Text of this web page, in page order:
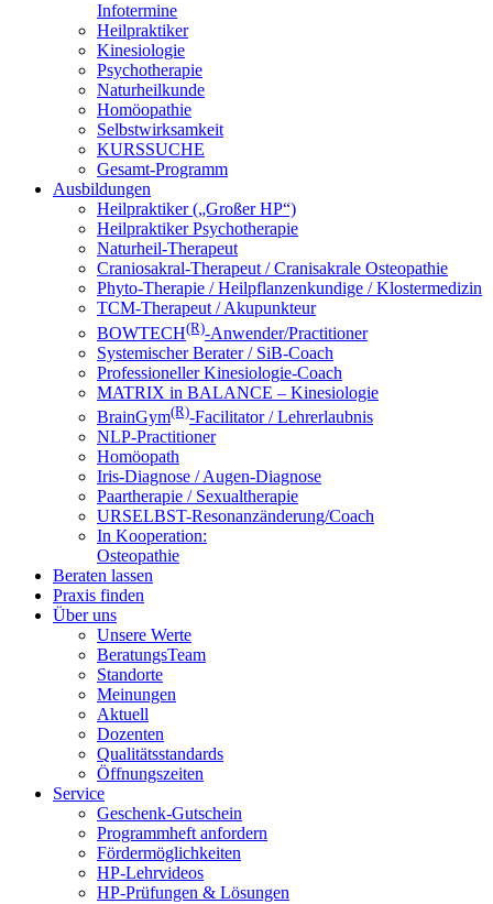
Infotermine
Heilpraktiker
Kinesiologie
Psychotherapie
Naturheilkunde
Homöopathie
Selbstwirksamkeit
KURSSUCHE
Gesamt-Programm
Ausbildungen
Heilpraktiker („Großer HP“)
Heilpraktiker Psychotherapie
Naturheil-Therapeut
Craniosakral-Therapeut / Cranisakrale Osteopathie
Phyto-Therapie / Heilpflanzenkundige / Klostermedizin
TCM-Therapeut / Akupunkteur
BOWTECH(R)-Anwender/Practitioner
Systemischer Berater / SiB-Coach
Professioneller Kinesiologie-Coach
MATRIX in BALANCE – Kinesiologie
BrainGym(R)-Facilitator / Lehrerlaubnis
NLP-Practitioner
Homöopath
Iris-Diagnose / Augen-Diagnose
Paartherapie / Sexualtherapie
URSELBST-Resonanzänderung/Coach
In Kooperation:
Osteopathie
Beraten lassen
Praxis finden
Über uns
Unsere Werte
BeratungsTeam
Standorte
Meinungen
Aktuell
Dozenten
Qualitätsstandards
Öffnungszeiten
Service
Geschenk-Gutschein
Programmheft anfordern
Fördermöglichkeiten
HP-Lehrvideos
HP-Prüfungen & Lösungen